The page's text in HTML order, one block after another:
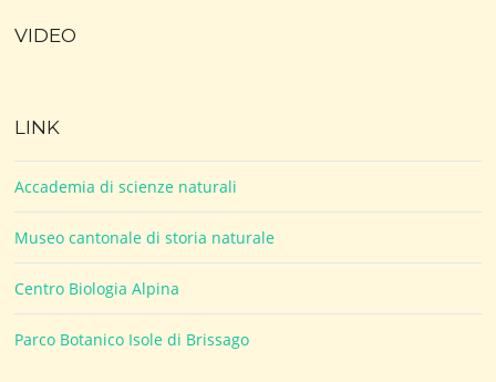
VIDEO
LINK
Accademia di scienze naturali
Museo cantonale di storia naturale
Centro Biologia Alpina
Parco Botanico Isole di Brissago